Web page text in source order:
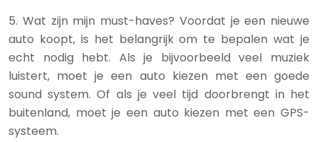
5. Wat zijn mijn must-haves? Voordat je een nieuwe
auto koopt, is het belangrijk om te bepalen wat je
echt nodig hebt. Als je bijvoorbeeld veel muziek
luistert, moet je een auto kiezen met een goede
sound system. Of als je veel tijd doorbrengt in het
buitenland, moet je een auto kiezen met een GPS-
systeem.